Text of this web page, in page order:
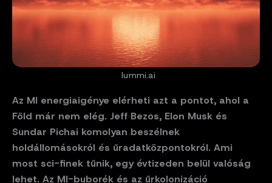
lummi.ai
Az MI energiaigénye elérheti azt a pontot, ahol a
Föld már nem elég. Jeff Bezos, Elon Musk és
Sundar Pichai komolyan beszélnek
holdállomásokról és űradatközpontokról. Ami
most sci-finek tűnik, egy évtizeden belül valóság
lehet. Az MI-buborék és az űrkolonizáció